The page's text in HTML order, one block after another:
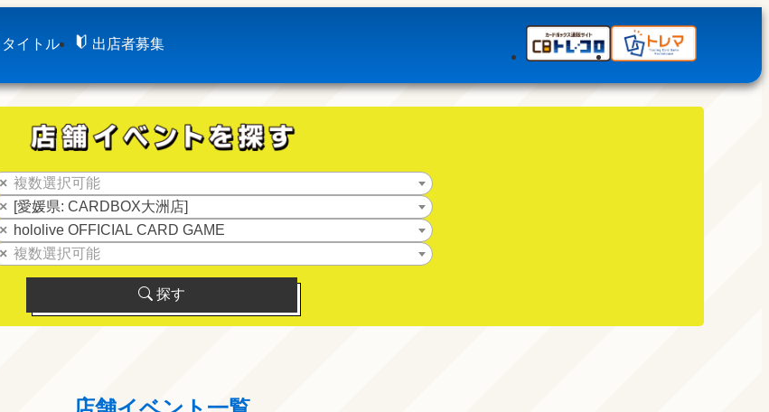
タイトル 出店者募集
複数選択可能
[愛媛県: CARDBOX大洲店]
hololive OFFICIAL CARD GAME
複数選択可能
探す